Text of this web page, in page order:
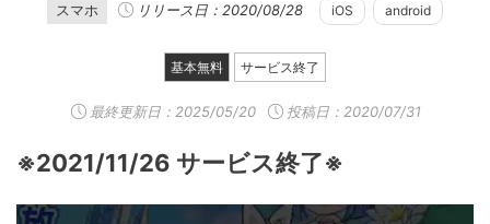
スマホ リリース日：2020/08/28 iOS android
基本無料 サービス終了
最終更新日： 2025/05/20 投稿日：2020/07/31
※2021/11/26 サービス終了※